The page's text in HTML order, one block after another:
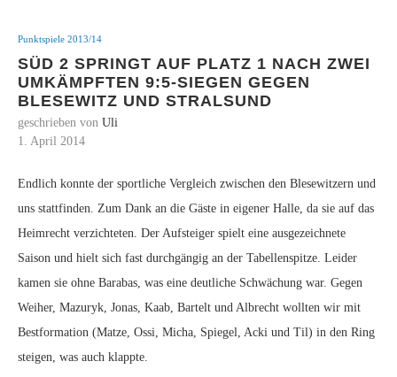
Punktspiele 2013/14
SÜD 2 SPRINGT AUF PLATZ 1 NACH ZWEI
UMKÄMPFTEN 9:5-SIEGEN GEGEN
BLESEWITZ UND STRALSUND
geschrieben von Uli
1. April 2014
Endlich konnte der sportliche Vergleich zwischen den Blesewitzern und
uns stattfinden. Zum Dank an die Gäste in eigener Halle, da sie auf das
Heimrecht verzichteten. Der Aufsteiger spielt eine ausgezeichnete
Saison und hielt sich fast durchgängig an der Tabellenspitze. Leider
kamen sie ohne Barabas, was eine deutliche Schwächung war. Gegen
Weiher, Mazuryk, Jonas, Kaab, Bartelt und Albrecht wollten wir mit
Bestformation (Matze, Ossi, Micha, Spiegel, Acki und Til) in den Ring
steigen, was auch klappte.